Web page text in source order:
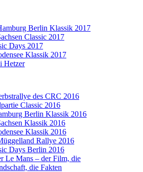
Berlin Klassik 2017
Classic 2017
Days 2017
Klassik 2017
Hetzer
des CRC 2016
Classic 2016
Berlin Klassik 2016
Klassik 2016
Klassik 2016
Rallye 2016
Days Berlin 2016
Le Mans – der Film, die
die Fakten